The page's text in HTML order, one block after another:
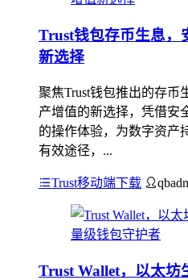
Trust钱包存币生息，
新选择
聚焦Trust钱包推出的存币
产增值的新选择，凭借安
的操作体验，为数字资产
有效途径，...
Trust移动端下载
Trust Wallet，以太坊